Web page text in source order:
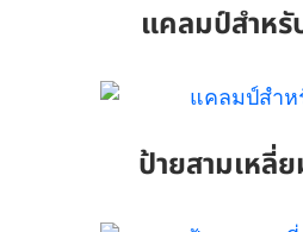
แคลมป์สำหรั
ป้ายสามเหลี่